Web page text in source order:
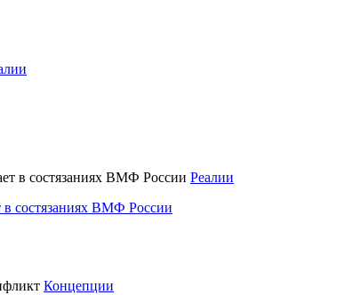
Реалии
состязаниях ВМФ России
Концепции